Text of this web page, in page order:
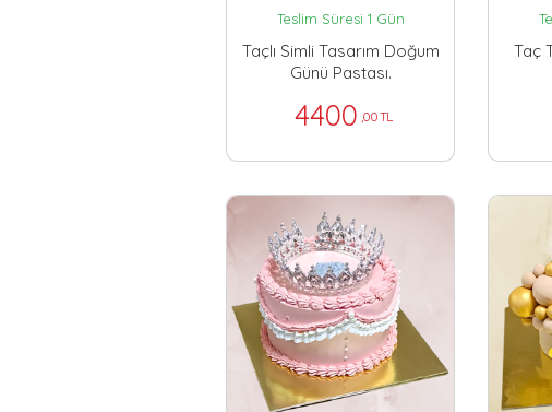
Teslim Süresi 1 Gün
Taçlı Simli Tasarım Doğum
Günü Pastası.
4400 ,00 TL
Taç